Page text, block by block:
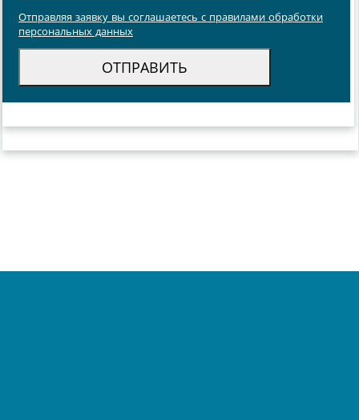
Отправляя заявку вы соглашаетесь с правилами обработки
персональных данных